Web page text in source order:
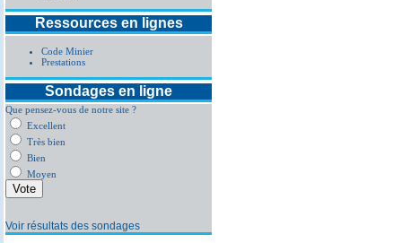
Ressources en lignes
Code Minier
Prestations
Sondages en ligne
Que pensez-vous de notre site ?
Excellent
Très bien
Bien
Moyen
Voir résultats des sondages